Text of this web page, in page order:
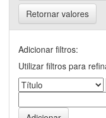
Retornar valores
Adicionar filtros:
Utilizar filtros para